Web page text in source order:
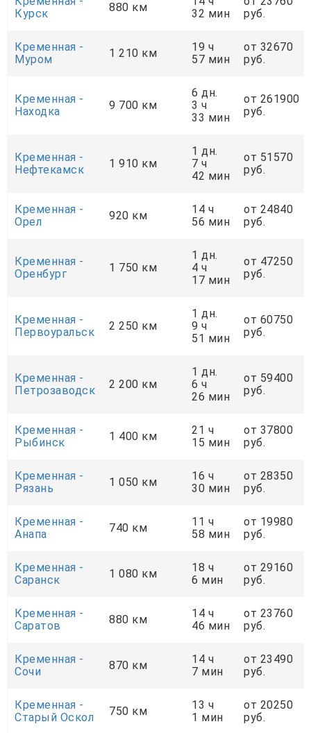
Курск
880 км
32 мин
руб.
Кременная -
Муром
1 210 км
19 ч
57 мин
от 32670
руб.
Кременная -
Находка
9 700 км
6 дн.
3 ч
33 мин
от 261900
руб.
Кременная -
Нефтекамск
1 910 км
1 дн.
7 ч
42 мин
от 51570
руб.
Кременная -
Орел
920 км
14 ч
56 мин
от 24840
руб.
Кременная -
Оренбург
1 750 км
1 дн.
4 ч
17 мин
от 47250
руб.
Кременная -
Первоуральск
2 250 км
1 дн.
9 ч
51 мин
от 60750
руб.
Кременная -
Петрозаводск
2 200 км
1 дн.
6 ч
26 мин
от 59400
руб.
Кременная -
Рыбинск
1 400 км
21 ч
15 мин
от 37800
руб.
Кременная -
Рязань
1 050 км
16 ч
30 мин
от 28350
руб.
Кременная -
Анапа
740 км
11 ч
58 мин
от 19980
руб.
Кременная -
Саранск
1 080 км
18 ч
6 мин
от 29160
руб.
Кременная -
Саратов
880 км
14 ч
46 мин
от 23760
руб.
Кременная -
Сочи
870 км
14 ч
7 мин
от 23490
руб.
Кременная -
Старый Оскол
750 км
13 ч
1 мин
от 20250
руб.